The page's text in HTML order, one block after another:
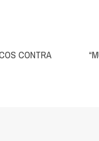
CONTRA